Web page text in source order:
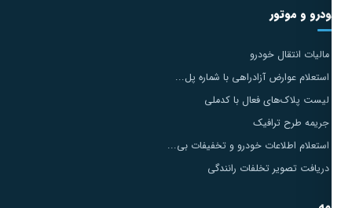
و موتور
مالیات انتقال خودرو
استعلام عوارض آزادراهی با شماره پل...
لیست پلاک‌های فعال با کدملی
جریمه طرح ترافیک
استعلام اطلاعات خودرو و تخفیفات بی...
دریافت تصویر تخلفات رانندگی